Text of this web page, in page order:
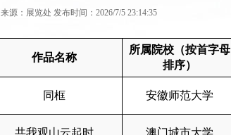
来源：展览处 发布时间：2026/7/5 23:14:35
作品名称
所属院校（按首字母
排序）
同框 安徽师范大学
共我观山云起时 澳门城市大学